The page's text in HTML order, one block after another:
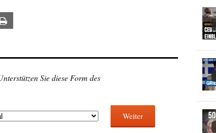
Sie diese Form des
Weiter